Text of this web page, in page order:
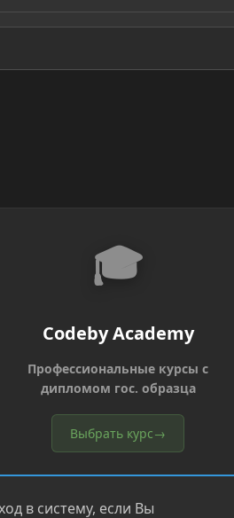
🎓
Codeby Academy
Профессиональные курсы с
дипломом гос. образца
Выбрать курс→
в систему, если Вы